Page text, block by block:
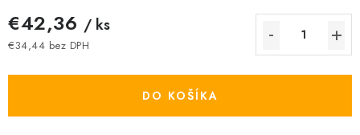
€42,36 / ks
€34,44 bez DPH
DO KOŠÍKA